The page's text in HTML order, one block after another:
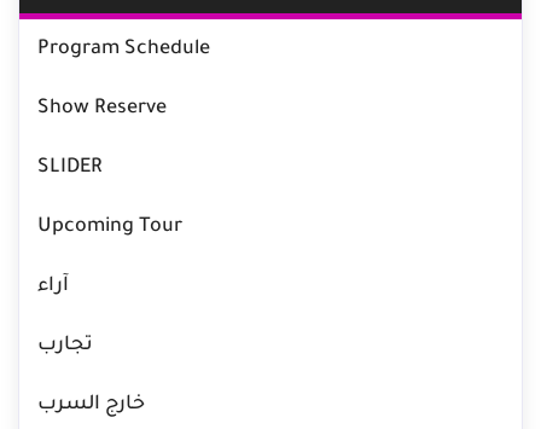
Program Schedule
Show Reserve
SLIDER
Upcoming Tour
آراء
تجارب
خارج السرب